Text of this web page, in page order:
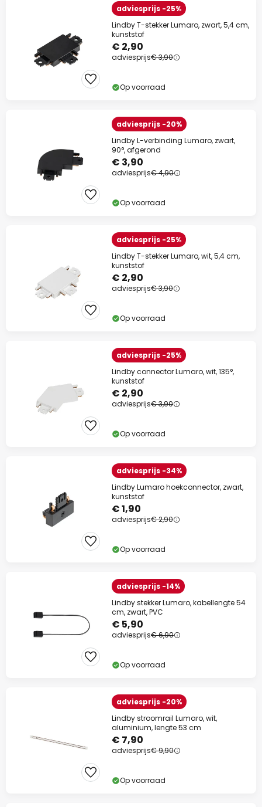
adviesprijs -25%
Lindby T-stekker Lumaro, zwart, 5,4 cm,
kunststof
€ 2,90
adviesprijs€ 3,90
Op voorraad
adviesprijs -20%
Lindby L-verbinding Lumaro, zwart,
90°, afgerond
€ 3,90
adviesprijs€ 4,90
Op voorraad
adviesprijs -25%
Lindby T-stekker Lumaro, wit, 5,4 cm,
kunststof
€ 2,90
adviesprijs€ 3,90
Op voorraad
adviesprijs -25%
Lindby connector Lumaro, wit, 135°,
kunststof
€ 2,90
adviesprijs€ 3,90
Op voorraad
adviesprijs -34%
Lindby Lumaro hoekconnector, zwart,
kunststof
€ 1,90
adviesprijs€ 2,90
Op voorraad
adviesprijs -14%
Lindby stekker Lumaro, kabellengte 54
cm, zwart, PVC
€ 5,90
adviesprijs€ 6,90
Op voorraad
adviesprijs -20%
Lindby stroomrail Lumaro, wit,
aluminium, lengte 53 cm
€ 7,90
adviesprijs€ 9,90
Op voorraad